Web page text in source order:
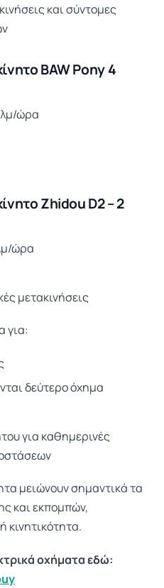
και σύντομες
BAW Pony 4
ώρα
Zhidou D2 – 2
ώρα
μετακινήσεις
για:
δεύτερο όχημα
για καθημερινές
μειώνουν σημαντικά τα
και εκπομπών,
κινητικότητα.
οχήματα εδώ: